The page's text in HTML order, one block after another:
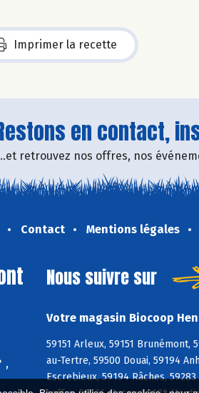
Imprimer la recette
en contact,
retrouvez nos offres, nos
Contact Mentions légales
,
Nous suivre sur
Votre magasin Biocoop
59151 Arleux, 59151 Brunémont,
au-Tertre, 59500 Douai, 59194
Escrebieux, 59194 Râches,